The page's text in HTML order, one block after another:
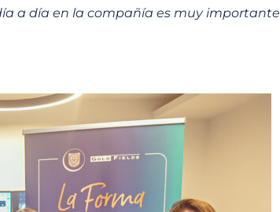
a día en la compañía es muy importante